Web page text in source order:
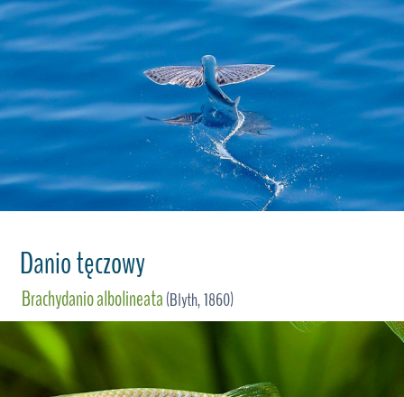
Danio tęczowy
Brachydanio albolineata(Blyth, 1860)